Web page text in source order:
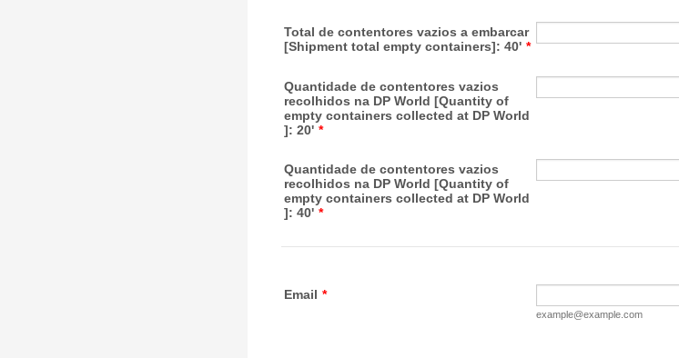
Total de contentores vazios a embarcar
[Shipment total empty containers]: 40' *
Quantidade de contentores vazios
recolhidos na DP World [Quantity of
empty containers collected at DP World
]: 20' *
Quantidade de contentores vazios
recolhidos na DP World [Quantity of
empty containers collected at DP World
]: 40' *
Email *
example@example.com